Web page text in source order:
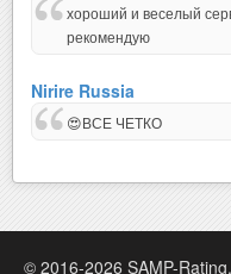
хороший и веселый
рекомендую
Nirire Russia
😍ВСЕ ЧЕТКО
© 2016-2026 SAMP-